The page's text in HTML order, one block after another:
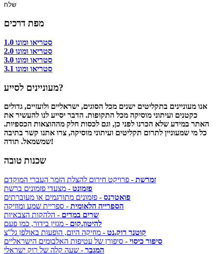
מפת דרכים
סטריאו ומונו 1.0
סטריאו ומונו 2.0
סטריאו ומונו 3.0
סטריאו ומונו 3.1
מעוניינים לסייע?
אנו מעוניינים בתקליטים ישנים מכל הסוגים, ישראליים ולועזיים, גדולים
כקטנים ועיתוני מוסיקה מכל התקופות. הדבר יסייע לנו להעשיר את
האתר במידע שלא הכרנו לפני כן, וגם לכסות חלק מההוצאות הכספיות.
כל מי שמעוניין לתרום תקליטים ועיתוני מוסיקה, צרו אתנו קשר בתיבה
שמשמאל. תודה!
שכנות טובה
זמרשת - פרויקט חירום להצלת הזמר העברי המוקדם
פזמונט - מצעדי פזמונים ברשת
פואטרנס - פזמונים מתורגמים או מעוברתים
הספרייה הלאומית - ספריית שמע ומוזיקה
שרים במדים - הלהקות הצבאיות
להיטון.קום - מגזין בידור, כמו פעם
קוטנר רוק.נט - מוזיקה היום, הופעות באולפן גל"צ
סיפור כיסוי - סיפורן של עטיפות האלבומים הישראליים
המגבר - שעה קלה של רוק ישראלי